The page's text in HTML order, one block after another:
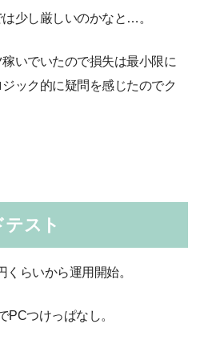
少し厳しいのかなと…。
いでいたので損失は最小限に
ック的に疑問を感じたのでク
スト
らいから運用開始。
PCつけっぱなし。